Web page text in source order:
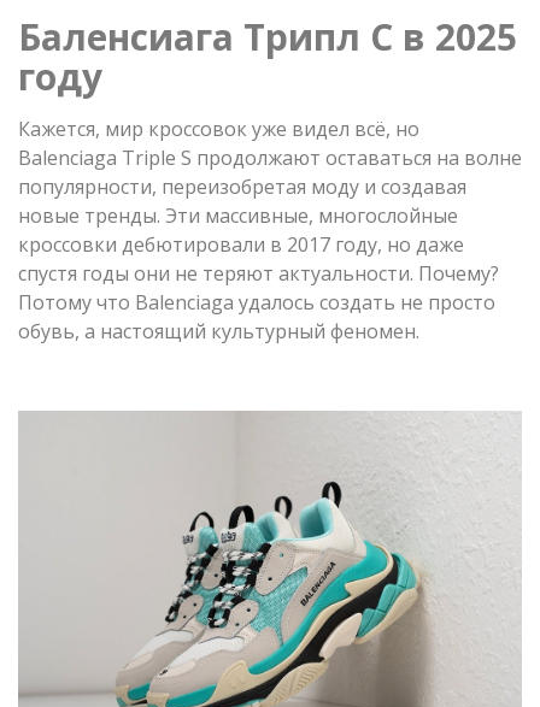
Баленсиага Трипл С в 2025
году
Кажется, мир кроссовок уже видел всё, но
Balenciaga Triple S продолжают оставаться на волне
популярности, переизобретая моду и создавая
новые тренды. Эти массивные, многослойные
кроссовки дебютировали в 2017 году, но даже
спустя годы они не теряют актуальности. Почему?
Потому что Balenciaga удалось создать не просто
обувь, а настоящий культурный феномен.